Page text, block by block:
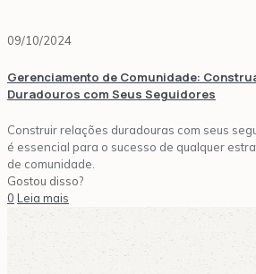
09/10/2024
Gerenciamento de Comunidade:
Duradouros com Seus Seguidores
Construir relações duradouras com seus
é essencial para o sucesso de qualquer
de comunidade.
Gostou disso?
0 Leia mais
Gerenciamento
de Sites